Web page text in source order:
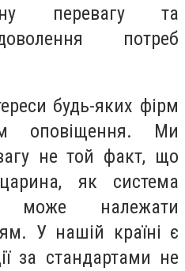
перевагу та
потреб
будь-яких фірм
оповіщення. Ми
не той факт, що
як система
може належати
У нашій країні є
за стандартами не